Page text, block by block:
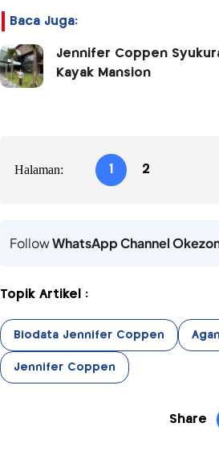
Baca Juga:
Jennifer Coppen
Kayak Mansion
Halaman: 1 2
FollowWhatsApp Channel
Topik Artikel :
Biodata Jennifer Coppen
Jennifer Coppen
Share